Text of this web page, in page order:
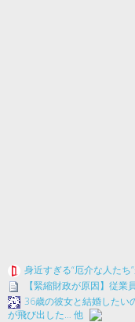
身近すぎる“厄介な人たち
【緊縮財政が原因】従業
36歳の彼女と結婚したい
が飛び出した… 他